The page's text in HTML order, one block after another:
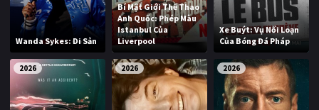
Wanda Sykes: Di Sản
Bí Mật Giới Thể Thao
Anh Quốc: Phép Màu
Istanbul Của
Liverpool
Xe Buýt: Vụ Nổi Loạn
Của Bóng Đá Pháp
2026 2026 2026